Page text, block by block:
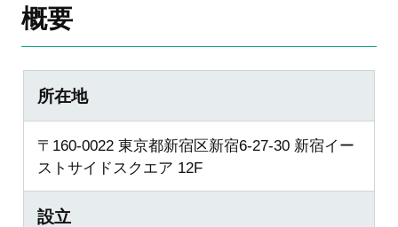
概要
所在地
〒160-0022 東京都新宿区新宿6-27-30 新宿イー
ストサイドスクエア 12F
設立